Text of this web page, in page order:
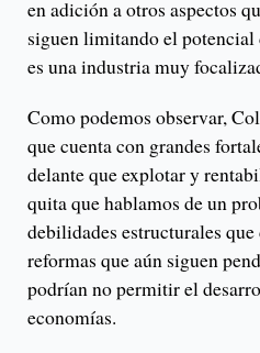
en adición a otros aspectos
siguen limitando el potencial
es una industria muy
Como podemos observar,
que cuenta con grandes
delante que explotar y
quita que hablamos de un
debilidades estructurales
reformas que aún siguen
podrían no permitir el
economías.